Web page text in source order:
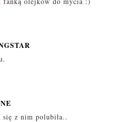
z nim polubiła..